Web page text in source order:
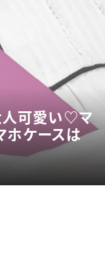
人可愛い♡マ
ホケースは